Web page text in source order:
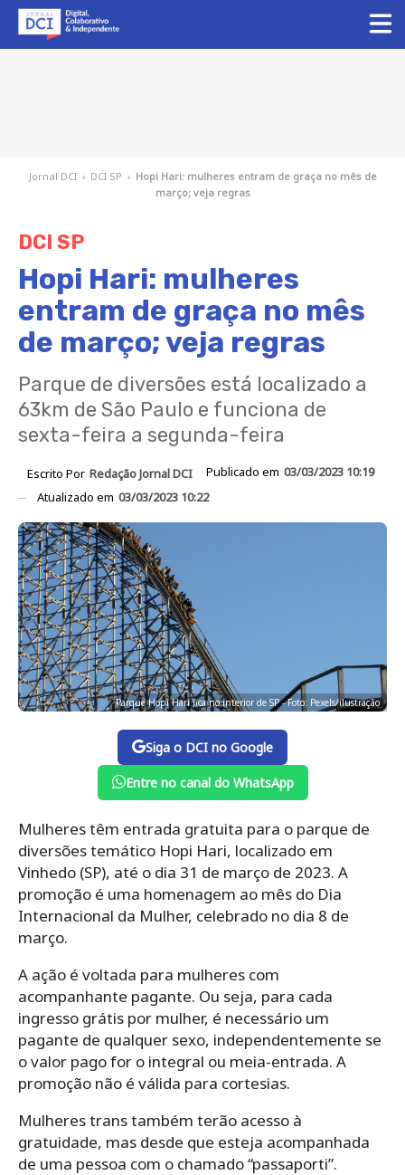
Jornal DCI › DCI SP › Hopi Hari: mulheres entram de graça no mês de
março; veja regras
DCI SP
Hopi Hari: mulheres
entram de graça no mês
de março; veja regras
Parque de diversões está localizado a
63km de São Paulo e funciona de
sexta-feira a segunda-feira
Escrito Por Redação Jornal DCI Publicado em 03/03/2023 10:19
Atualizado em 03/03/2023 10:22
Parque Hopi Hari fica no interior de SP - Foto: Pexels/ilustração
Siga o DCI no Google
Entre no canal do WhatsApp
Mulheres têm entrada gratuita para o parque de
diversões temático Hopi Hari, localizado em
Vinhedo (SP), até o dia 31 de março de 2023. A
promoção é uma homenagem ao mês do Dia
Internacional da Mulher, celebrado no dia 8 de
março.
A ação é voltada para mulheres com
acompanhante pagante. Ou seja, para cada
ingresso grátis por mulher, é necessário um
pagante de qualquer sexo, independentemente se
o valor pago for o integral ou meia-entrada. A
promoção não é válida para cortesias.
Mulheres trans também terão acesso à
gratuidade, mas desde que esteja acompanhada
de uma pessoa com o chamado “passaporti”.